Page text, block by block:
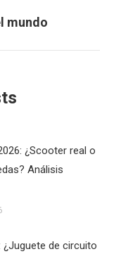
mundo
¿Scooter real o
Análisis
¿Juguete de circuito